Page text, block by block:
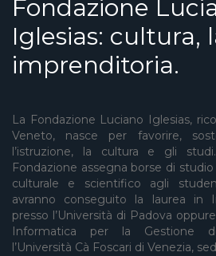
Fondazione
Iglesias: cultura,
imprenditoria.
La Fondazione Luciano Iglesias,
Veneto, nasce per favorire,
l’istruzione, la cultura e gli
Fondazione assegna borse di
culturale e scientifico agli
avranno conseguito la laurea in
presso l’Università di Padova
Informatica per la Gestione
l’Università Cà Foscari di Venezia,